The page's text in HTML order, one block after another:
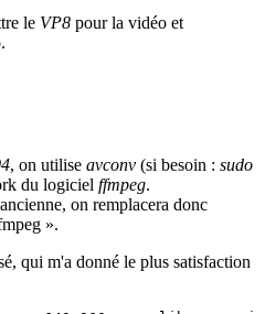
le VP8 pour la vidéo et
, on utilise avconv (si besoin : sudo
du logiciel ffmpeg.
on remplacera donc
».
qui m'a donné le plus satisfaction